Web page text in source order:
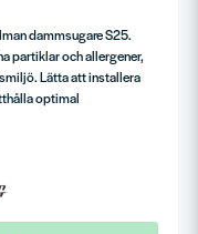
dammsugare S25.
partiklar och allergener,
Lätta att installera
optimal